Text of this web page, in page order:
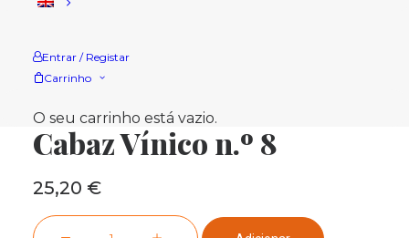
Entrar / Registar
Carrinho
O seu carrinho está vazio.
Cabaz Vínico n.º 8
25,20 €
Quantidade